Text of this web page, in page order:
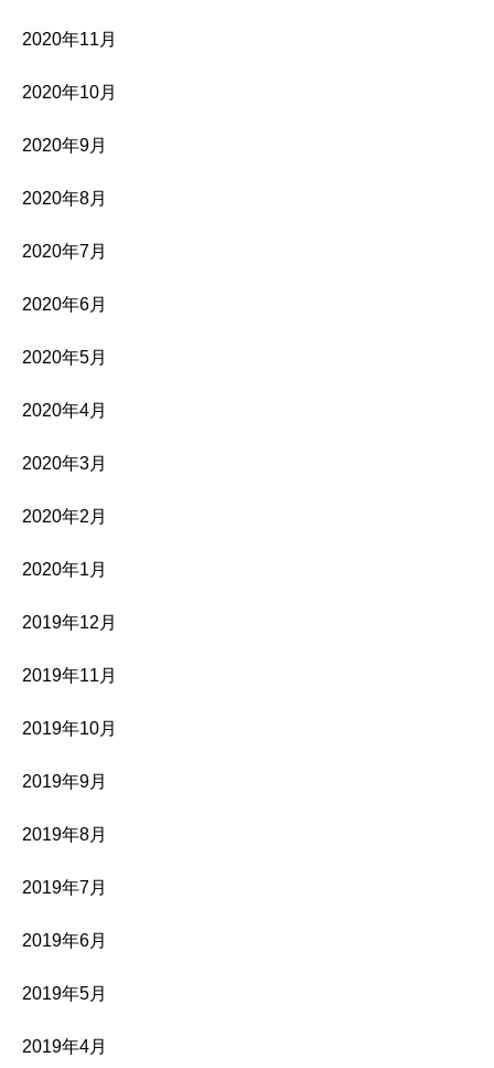
2020年11月
2020年10月
2020年9月
2020年8月
2020年7月
2020年6月
2020年5月
2020年4月
2020年3月
2020年2月
2020年1月
2019年12月
2019年11月
2019年10月
2019年9月
2019年8月
2019年7月
2019年6月
2019年5月
2019年4月